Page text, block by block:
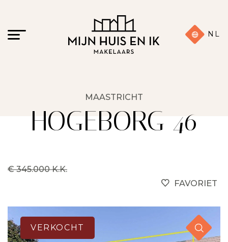
NL
MAASTRICHT
HOGEBORG 46
€ 345.000 K.K.
FAVORIET
VERKOCHT